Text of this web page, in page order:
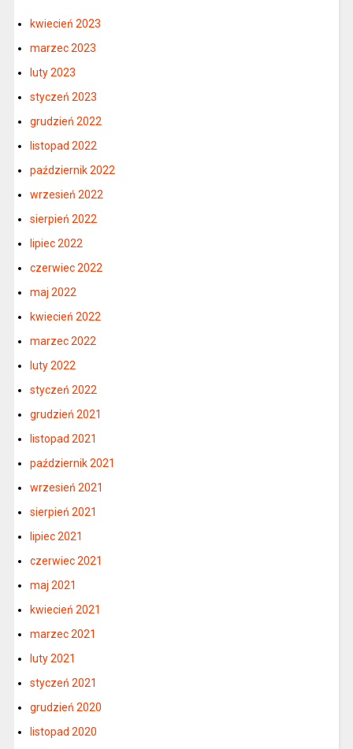
kwiecień 2023
marzec 2023
luty 2023
styczeń 2023
grudzień 2022
listopad 2022
październik 2022
wrzesień 2022
sierpień 2022
lipiec 2022
czerwiec 2022
maj 2022
kwiecień 2022
marzec 2022
luty 2022
styczeń 2022
grudzień 2021
listopad 2021
październik 2021
wrzesień 2021
sierpień 2021
lipiec 2021
czerwiec 2021
maj 2021
kwiecień 2021
marzec 2021
luty 2021
styczeń 2021
grudzień 2020
listopad 2020